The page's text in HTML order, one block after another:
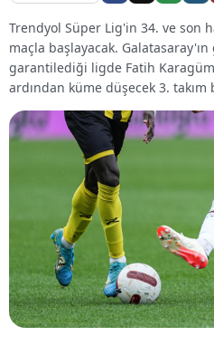
Trendyol Süper Lig'in 34. ve son
maçla başlayacak.
garantilediği ligde Fatih
ardından küme düşecek 3. takım